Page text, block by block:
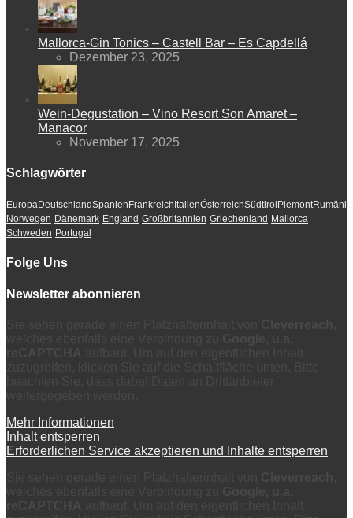
Mallorca-Gin Tonics – Castell Bar – Es Capdellá
Dezember 23, 2025
Wein-Degustation – Vino Resort Son Amaret –
Manacor
November 17, 2025
Schlagwörter
EuropaDeutschlandSpanien Frankreich ItalienÖsterreichSüdtirol Piemont
Norwegen Dänemark England Großbritannien Griechenland Mallorca
Schweden Portugal
Folge Uns
Newsletter abonnieren
Mehr Informationen
Inhalt entsperren
Erforderlichen Service akzeptieren und Inhalte entsperren